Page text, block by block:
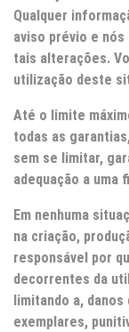
Qualquer
aviso prévio e
tais alterações.
utilização deste
Até o limite
todas as
sem se limitar,
adequação a uma
Em nenhuma
na criação,
responsável por
decorrentes da
limitando a,
exemplares,